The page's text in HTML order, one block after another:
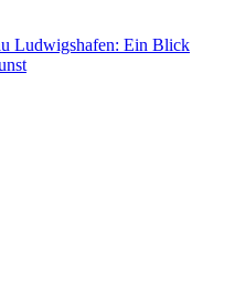
Ludwigshafen: Ein Blick